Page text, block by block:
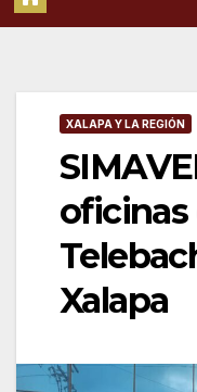
XALAPA Y LA REGIÓN
oficinas
Xalapa